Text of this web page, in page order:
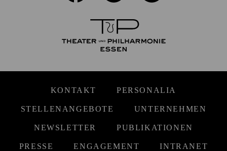
KONTAKT PERSONALIA
STELLENANGEBOTE UNTERNEHMEN
NEWSLETTER PUBLIKATIONEN
PRESSE ENGAGEMENT INTRANET